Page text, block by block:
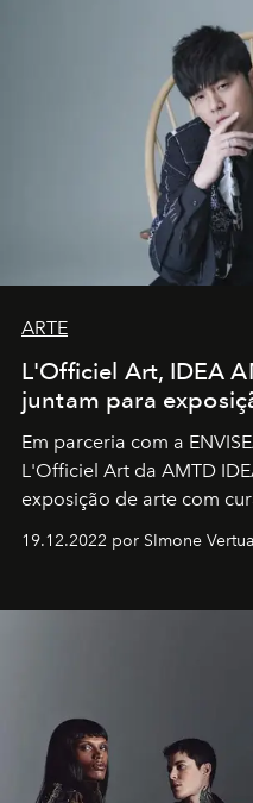
ARTE
L'Officiel Art, IDEA
juntam para
Em parceria com a
L'Officiel Art da AMTD
exposição de arte com
19.12.2022 por SImone Vertua